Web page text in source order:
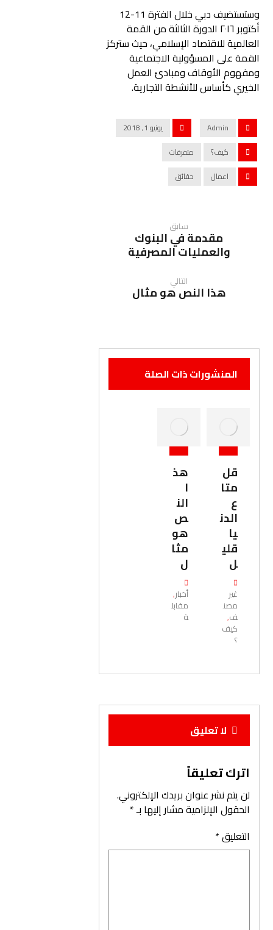
وستستضيف دبي خلال الفترة 11-12
أكتوبر ٢٠١٦ الدورة الثالثة من القمة
العالمية للاقتصاد الإسلامي، حيث ستركز
القمة على المسؤولية الاجتماعية
ومفهوم الأوقاف ومبادئ العمل
الخيري كأساس للأنشطة التجارية.
Admin
يونيو 1, 2018
كيف؟
متفرقات
اعمال
حقائق
سابق
مقدمة في البنوك
والعمليات المصرفية
التالي
هذا النص هو مثال
المنشورات ذات الصلة
قل
متا
ع
الدن
يا
قلي
ل
غير
مصن
ف,
كيف
؟
هذ
ا
الن
ص
هو
مثا
ل
أخبار,
مقابل
ة
لا تعليق
اترك تعليقاً
لن يتم نشر عنوان بريدك الإلكتروني.
الحقول الإلزامية مشار إليها بـ*
التعليق*